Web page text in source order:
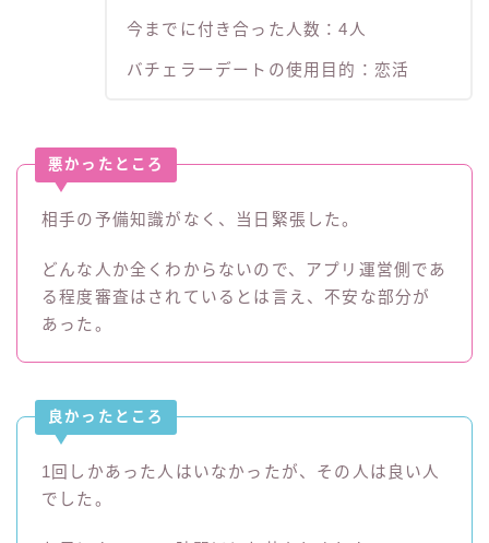
今までに付き合った人数：4人
バチェラーデートの使用目的：恋活
悪かったところ
相手の予備知識がなく、当日緊張した。
どんな人か全くわからないので、アプリ運営側であ
る程度審査はされているとは言え、不安な部分が
あった。
良かったところ
1回しかあった人はいなかったが、その人は良い人
でした。